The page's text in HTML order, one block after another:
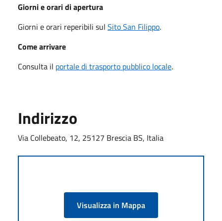
Giorni e orari di apertura
Giorni e orari reperibili sul Sito San Filippo.
Come arrivare
Consulta il portale di trasporto pubblico locale.
Indirizzo
Via Collebeato, 12, 25127 Brescia BS, Italia
Visualizza in Mappa